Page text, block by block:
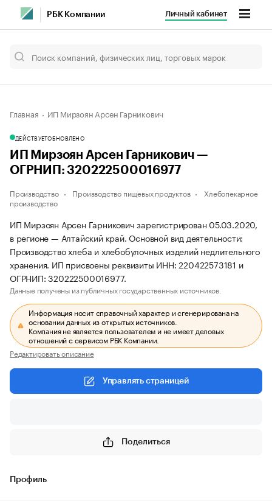
РБК Компании Личный кабинет
Главная ИП Мирзоян Арсен Гарникович
ДЕЙСТВУЕТОБНОВЛЕНО
ИП Мирзоян Арсен Гарникович —
ОГРНИП: 320222500016977
Производство Производство пищевых продуктов
Хлебопекарное
производство
ИП Мирзоян Арсен Гарникович зарегистрирован 05.03.2020,
в регионе — Алтайский край. Основной вид деятельности:
Производство хлеба и хлебобулочных изделий недлительного
хранения. ИП присвоены реквизиты ИНН: 220422573181 и
ОГРНИП: 320222500016977.
Данные получены из публичных государственных источников.
Информация носит справочный характер и сгенерирована на
основании данных из открытых источников.
Компания не является пользователем и не имеет деловых
отношений с сервисом РБК Компании.
Редактировать описание
Управлять страницей
Поделиться
Профиль